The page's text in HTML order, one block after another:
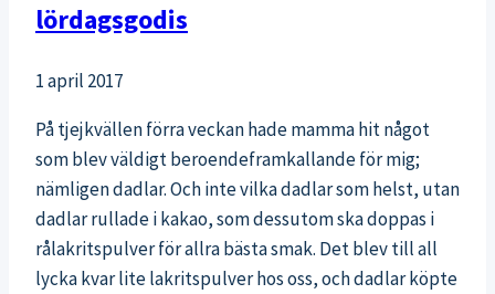
lördagsgodis
1 april 2017
På tjejkvällen förra veckan hade mamma hit något
som blev väldigt beroendeframkallande för mig;
nämligen dadlar. Och inte vilka dadlar som helst, utan
dadlar rullade i kakao, som dessutom ska doppas i
rålakritspulver för allra bästa smak. Det blev till all
lycka kvar lite lakritspulver hos oss, och dadlar köpte